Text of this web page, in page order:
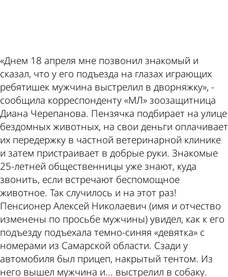
«Днем 18 апреля мне позвонил знакомый и
сказал, что у его подъезда на глазах играющих
ребятишек мужчина выстрелил в дворняжку», -
сообщила корреспонденту «МЛ» зоозащитница
Диана Черепанова. Пензячка подбирает на улице
бездомных животных, на свои деньги оплачивает
их передержку в частной ветеринарной клинике
и затем пристраивает в добрые руки. Знакомые
25-летней общественницы уже знают, куда
звонить, если встречают беспомощное
животное. Так случилось и на этот раз!
Пенсионер Алексей Николаевич (имя и отчество
изменены по просьбе мужчины) увидел, как к его
подъезду подъехала темно-синяя «девятка» с
номерами из Самарской области. Сзади у
автомобиля был прицеп, накрытый тентом. Из
него вышел мужчина и... выстрелил в собаку.
этой
теме
в
Пензе